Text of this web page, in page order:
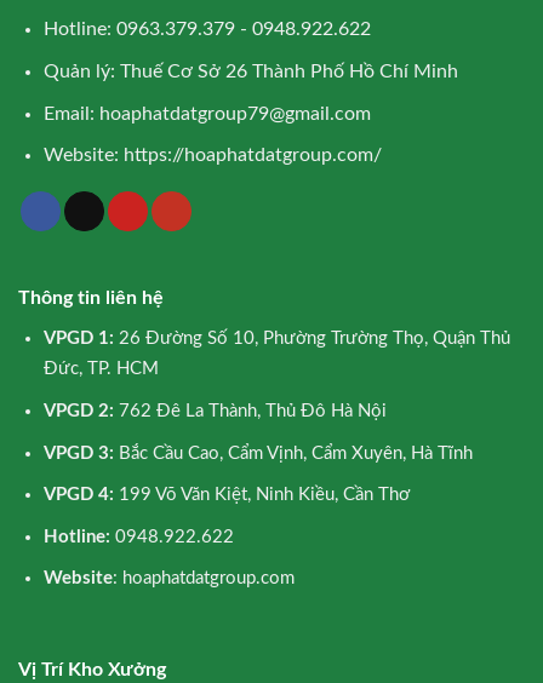
Hotline: 0963.379.379 - 0948.922.622
Quản lý: Thuế Cơ Sở 26 Thành Phố Hồ Chí Minh
Email: hoaphatdatgroup79@gmail.com
Website: https://hoaphatdatgroup.com/
Thông tin liên hệ
VPGD 1: 26 Đường Số 10, Phường Trường Thọ, Quận Thủ
Đức, TP. HCM
VPGD 2: 762 Đê La Thành, Thủ Đô Hà Nội
VPGD 3: Bắc Cầu Cao, Cẩm Vịnh, Cẩm Xuyên, Hà Tĩnh
VPGD 4: 199 Võ Văn Kiệt, Ninh Kiều, Cần Thơ
Hotline: 0948.922.622
Website: hoaphatdatgroup.com
Vị Trí Kho Xưởng